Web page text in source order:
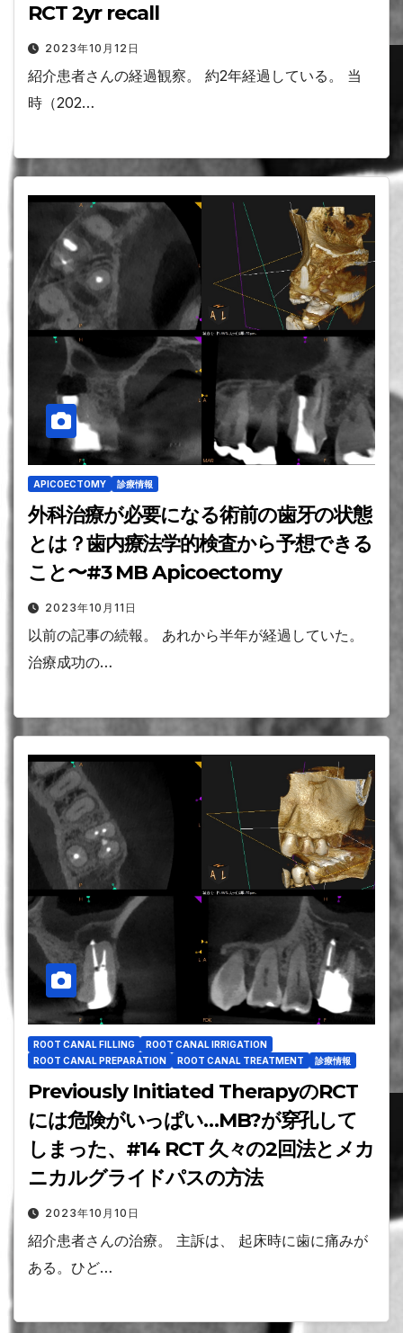
RCT 2yr recall
2023年10月12日
紹介患者さんの経過観察。 約2年経過している。 当
時（202…
APICOECTOMY 診療情報
外科治療が必要になる術前の歯牙の状態
とは？歯内療法学的検査から予想できる
こと〜#3 MB Apicoectomy
2023年10月11日
以前の記事の続報。 あれから半年が経過していた。
治療成功の…
ROOT CANAL FILLING
ROOT CANAL IRRIGATION
ROOT CANAL PREPARATION
ROOT CANAL TREATMENT 診療情報
Previously Initiated TherapyのRCT
には危険がいっぱい…MB?が穿孔して
しまった、#14 RCT 久々の2回法とメカ
ニカルグライドパスの方法
2023年10月10日
紹介患者さんの治療。 主訴は、 起床時に歯に痛みが
ある。ひど…